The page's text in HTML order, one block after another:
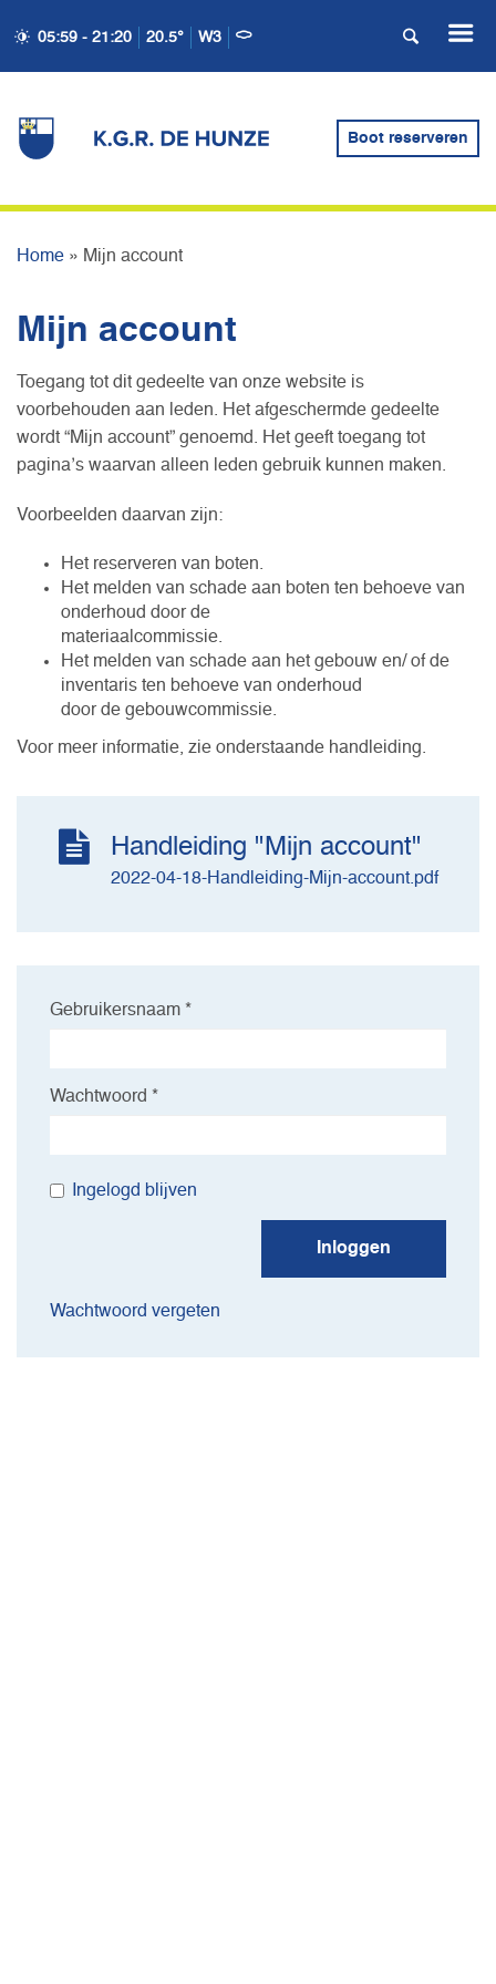
05:59 - 21:20 20.5° W3
Boot reserveren
Home » Mijn account
Mijn account
Toegang tot dit gedeelte van onze website is
voorbehouden aan leden. Het afgeschermde gedeelte
wordt “Mijn account” genoemd. Het geeft toegang tot
pagina’s waarvan alleen leden gebruik kunnen maken.
Voorbeelden daarvan zijn:
Het reserveren van boten.
Het melden van schade aan boten ten behoeve van
onderhoud door de
materiaalcommissie.
Het melden van schade aan het gebouw en/ of de
inventaris ten behoeve van onderhoud
door de gebouwcommissie.
Voor meer informatie, zie onderstaande handleiding.
Handleiding "Mijn account"
2022-04-18-Handleiding-Mijn-account.pdf
Gebruikersnaam *
Wachtwoord *
Ingelogd blijven
Inloggen
Wachtwoord vergeten